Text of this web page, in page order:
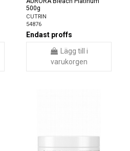
500g
CUTRIN
54876
Endast proffs
Lägg till i
varukorgen